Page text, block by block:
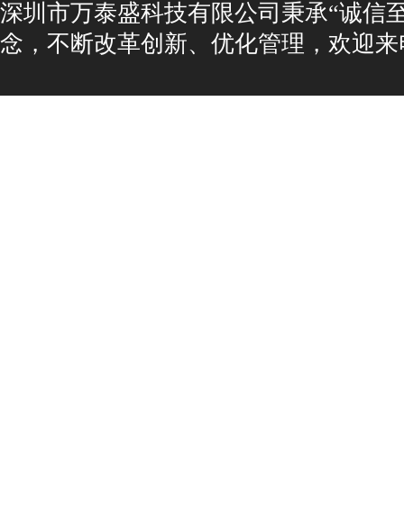
深圳市万泰盛科技有限公司秉承“诚信
念，不断改革创新、优化管理，欢迎